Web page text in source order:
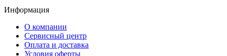
Информация
О компании
Сервисный центр
Оплата и доставка
Условия оферты